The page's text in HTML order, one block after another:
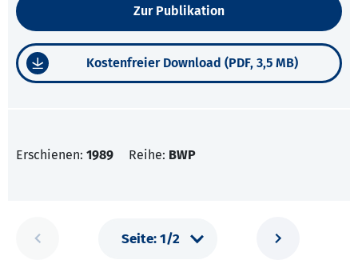
Zur Publikation
Kostenfreier Download (PDF, 3,5 MB)
Erschienen: 1989 Reihe: BWP